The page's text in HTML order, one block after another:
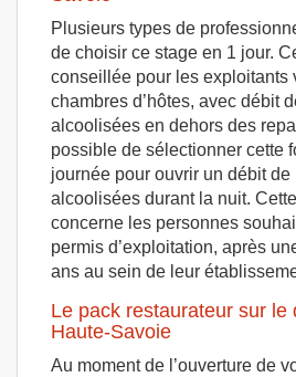
Plusieurs types de
de choisir ce stage en 1 jour.
conseillée pour les exploitants
chambres d’hôtes, avec débit
alcoolisées en dehors des
possible de sélectionner cette
journée pour ouvrir un débit de
alcoolisées durant la nuit.
concerne les personnes
permis d’exploitation, après
ans au sein de leur
Le pack restaurateur sur le
Haute-Savoie
Au moment de l’ouverture de